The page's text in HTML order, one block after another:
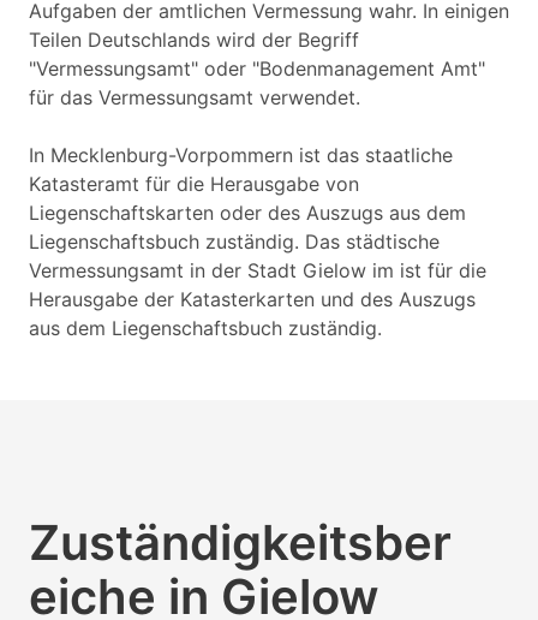
Aufgaben der amtlichen Vermessung wahr. In einigen
Teilen Deutschlands wird der Begriff
"Vermessungsamt" oder "Bodenmanagement Amt"
für das Vermessungsamt verwendet.
In Mecklenburg-Vorpommern ist das staatliche
Katasteramt für die Herausgabe von
Liegenschaftskarten oder des Auszugs aus dem
Liegenschaftsbuch zuständig. Das städtische
Vermessungsamt in der Stadt Gielow im ist für die
Herausgabe der Katasterkarten und des Auszugs
aus dem Liegenschaftsbuch zuständig.
Zuständigkeitsber
eiche in Gielow